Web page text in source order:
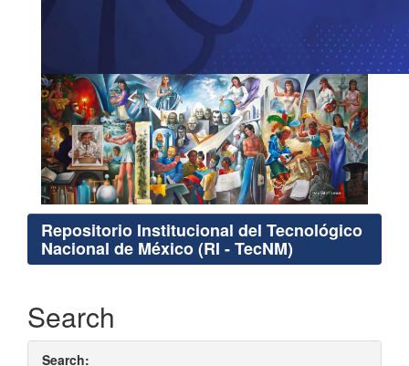
Repositorio Institucional del Tecnológico
Nacional de México (RI - TecNM)
Search
Search: